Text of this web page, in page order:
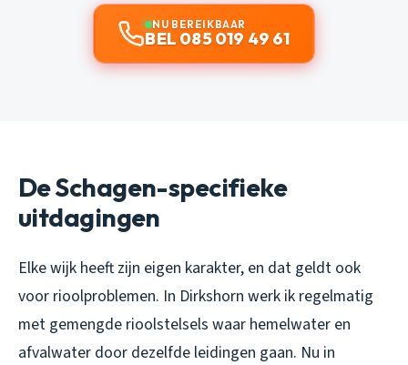
NU BEREIKBAAR
BEL 085 019 49 61
De Schagen-specifieke
uitdagingen
Elke wijk heeft zijn eigen karakter, en dat geldt ook
voor rioolproblemen. In Dirkshorn werk ik regelmatig
met gemengde rioolstelsels waar hemelwater en
afvalwater door dezelfde leidingen gaan. Nu in